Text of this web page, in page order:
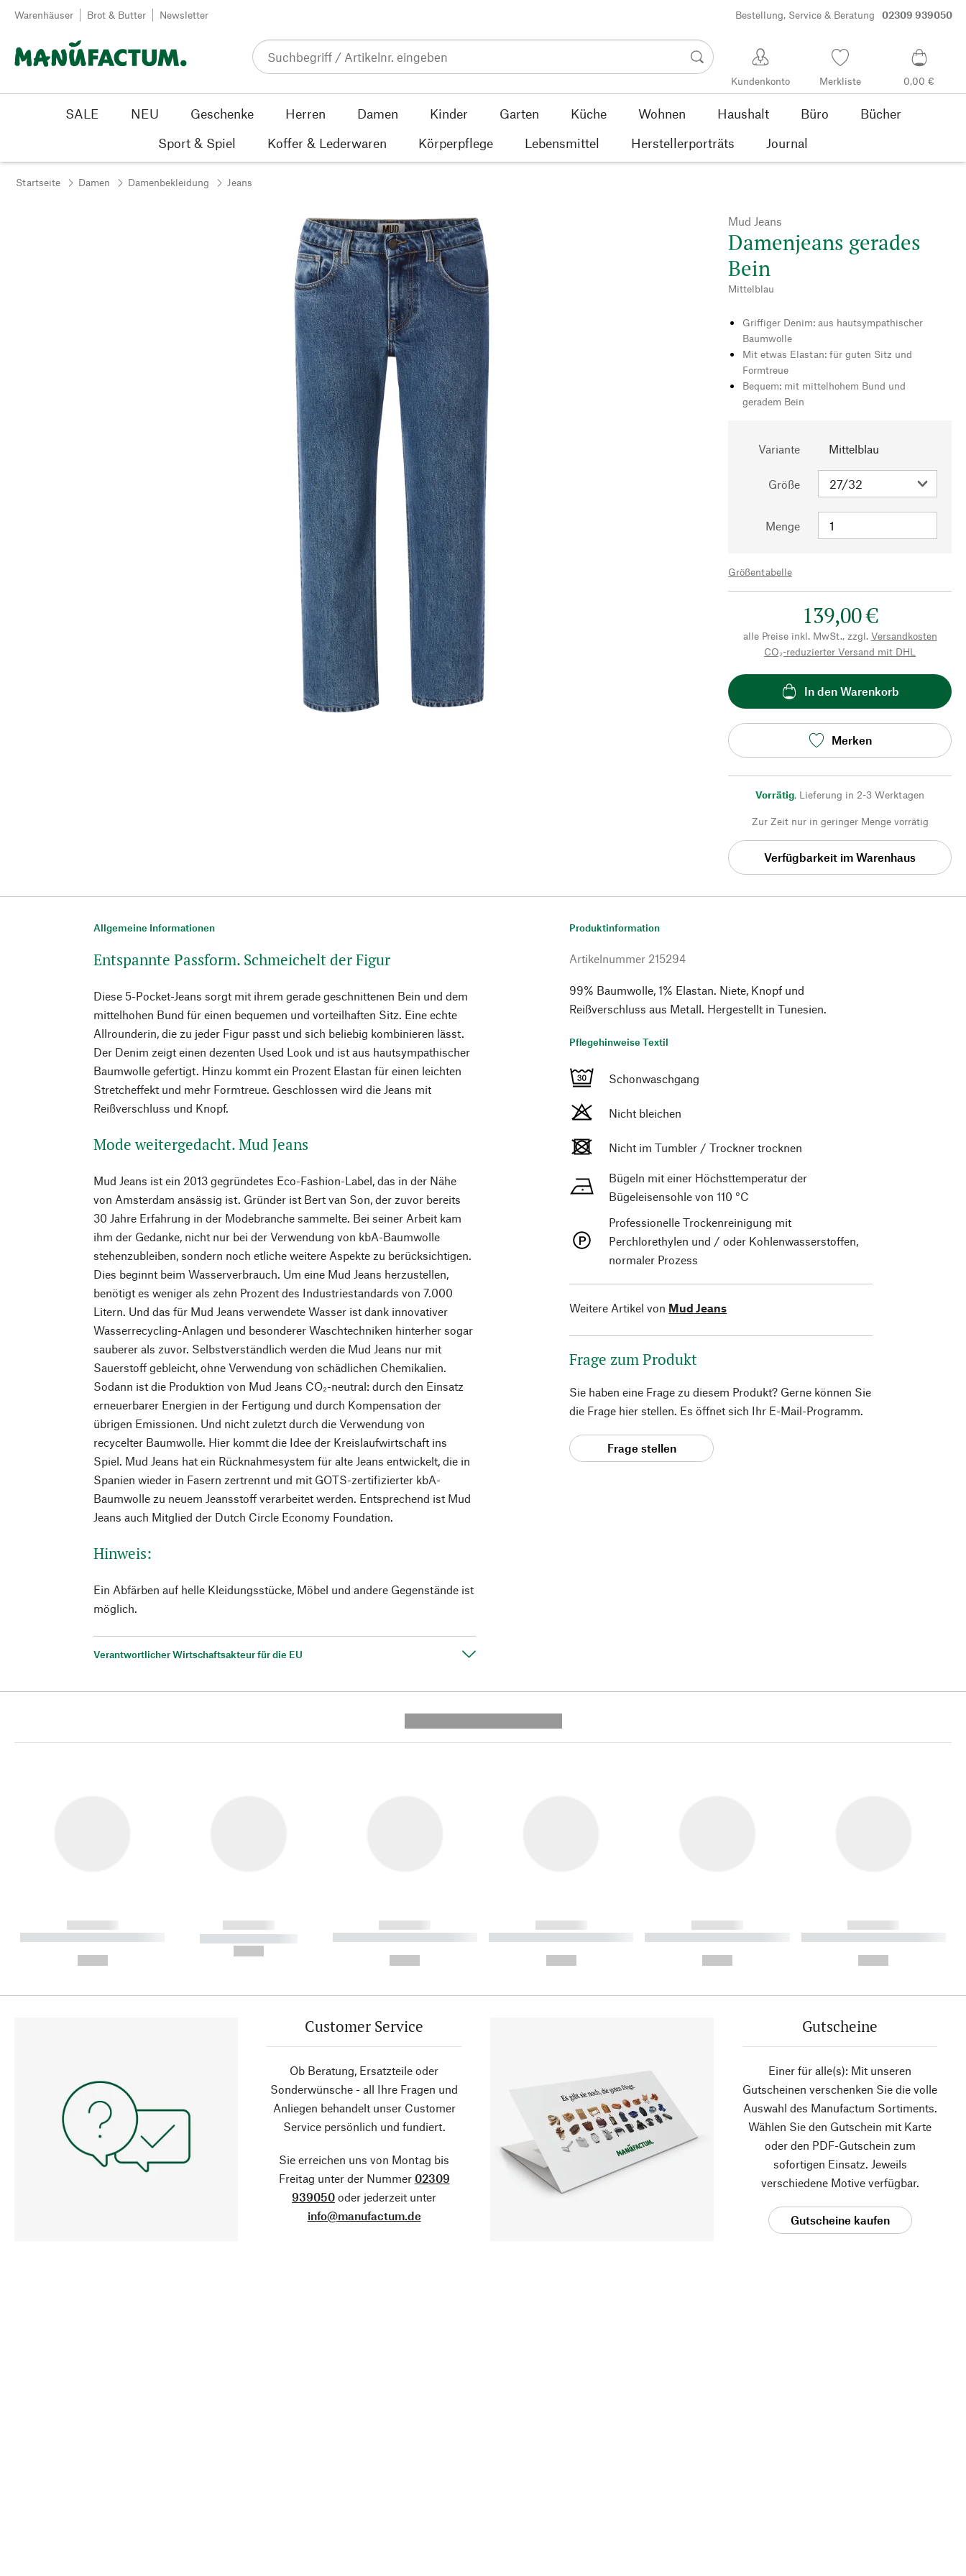
Zum Inhalt springen
Warenhäuser Brot & Butter Newsletter Bestellung, Service & Beratung 02309 939050
Kundenkonto Merkliste 0,00 €
SALE NEU Geschenke Herren Damen Kinder Garten Küche Wohnen Haushalt Büro
Bücher
Sport & Spiel
Koffer & Lederwaren Körperpflege Lebensmittel Herstellerporträts Journal
Startseite Damen Damenbekleidung Jeans
Mud Jeans
Damenjeans gerades
Bein
Mittelblau
Griffiger Denim: aus hautsympathischer
Baumwolle
Mit etwas Elastan: für guten Sitz und
Formtreue
Bequem: mit mittelhohem Bund und
geradem Bein
Variante Mittelblau
Größe
Menge
Größentabelle
139,00 €
alle Preise inkl. MwSt., zzgl. Versandkosten
CO₂-reduzierter Versand mit DHL
In den Warenkorb
Merken
Vorrätig, Lieferung in 2-3 Werktagen
Zur Zeit nur in geringer Menge vorrätig
Verfügbarkeit im Warenhaus
Allgemeine Informationen
Entspannte Passform. Schmeichelt der Figur
Diese 5-Pocket-Jeans sorgt mit ihrem gerade geschnittenen Bein und dem
mittelhohen Bund für einen bequemen und vorteilhaften Sitz. Eine echte
Allrounderin, die zu jeder Figur passt und sich beliebig kombinieren lässt.
Der Denim zeigt einen dezenten Used Look und ist aus hautsympathischer
Baumwolle gefertigt. Hinzu kommt ein Prozent Elastan für einen leichten
Stretcheffekt und mehr Formtreue. Geschlossen wird die Jeans mit
Reißverschluss und Knopf.
Mode weitergedacht. Mud Jeans
Mud Jeans ist ein 2013 gegründetes Eco-Fashion-Label, das in der Nähe
von Amsterdam ansässig ist. Gründer ist Bert van Son, der zuvor bereits
30 Jahre Erfahrung in der Modebranche sammelte. Bei seiner Arbeit kam
ihm der Gedanke, nicht nur bei der Verwendung von kbA-Baumwolle
stehenzubleiben, sondern noch etliche weitere Aspekte zu berücksichtigen.
Dies beginnt beim Wasserverbrauch. Um eine Mud Jeans herzustellen,
benötigt es weniger als zehn Prozent des Industriestandards von 7.000
Litern. Und das für Mud Jeans verwendete Wasser ist dank innovativer
Wasserrecycling-Anlagen und besonderer Waschtechniken hinterher sogar
sauberer als zuvor. Selbstverständlich werden die Mud Jeans nur mit
Sauerstoff gebleicht, ohne Verwendung von schädlichen Chemikalien.
Sodann ist die Produktion von Mud Jeans CO₂-neutral: durch den Einsatz
erneuerbarer Energien in der Fertigung und durch Kompensation der
übrigen Emissionen. Und nicht zuletzt durch die Verwendung von
recycelter Baumwolle. Hier kommt die Idee der Kreislaufwirtschaft ins
Spiel. Mud Jeans hat ein Rücknahmesystem für alte Jeans entwickelt, die in
Spanien wieder in Fasern zertrennt und mit GOTS-zertifizierter kbA-
Baumwolle zu neuem Jeansstoff verarbeitet werden. Entsprechend ist Mud
Jeans auch Mitglied der Dutch Circle Economy Foundation.
Hinweis:
Ein Abfärben auf helle Kleidungsstücke, Möbel und andere Gegenstände ist
möglich.
Verantwortlicher Wirtschaftsakteur für die EU
Produktinformation
Artikelnummer 215294
99% Baumwolle, 1% Elastan. Niete, Knopf und
Reißverschluss aus Metall. Hergestellt in Tunesien.
Pflegehinweise Textil
Schonwaschgang
Nicht bleichen
Nicht im Tumbler / Trockner trocknen
Bügeln mit einer Höchsttemperatur der
Bügeleisensohle von 110 °C
Professionelle Trockenreinigung mit
Perchlorethylen und / oder Kohlenwasserstoffen,
normaler Prozess
Weitere Artikel von Mud Jeans
Frage zum Produkt
Sie haben eine Frage zu diesem Produkt? Gerne können Sie
die Frage hier stellen. Es öffnet sich Ihr E-Mail-Programm.
Frage stellen
------------
----------- ----------- ----------
------------
----------- -----------
------------
----------- ----------- ----------
------------
----------- ----------- ----------
------------
----------- ----------- ----------
------------
----------- ----------- ----------
Customer Service
Ob Beratung, Ersatzteile oder
Sonderwünsche - all Ihre Fragen und
Anliegen behandelt unser Customer
Service persönlich und fundiert.
Sie erreichen uns von Montag bis
Freitag unter der Nummer 02309
939050 oder jederzeit unter
info@manufactum.de
Gutscheine
Einer für alle(s): Mit unseren
Gutscheinen verschenken Sie die volle
Auswahl des Manufactum Sortiments.
Wählen Sie den Gutschein mit Karte
oder den PDF-Gutschein zum
sofortigen Einsatz. Jeweils
verschiedene Motive verfügbar.
Gutscheine kaufen